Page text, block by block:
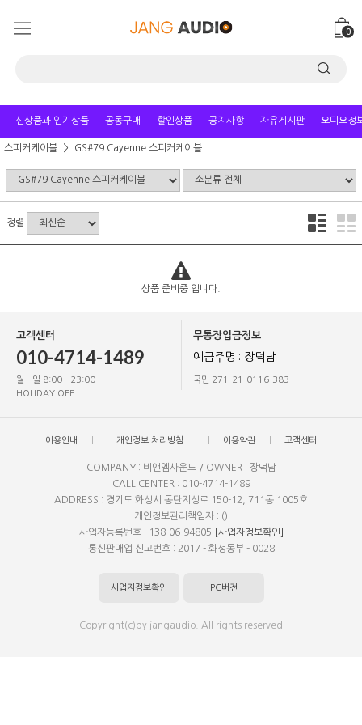
0
신상품과 인기상품 공동구매 할인상품 공지사항 자유게시판 오디오정
스피커케이블 GS#79 Cayenne 스피커케이블
정렬
상품 준비중 입니다.
고객센터
010-4714-1489
월 - 일 8:00 - 23:00
HOLIDAY OFF
무통장입금정보
예금주명 : 장덕남
국민 271-21-0116-383
이용안내 개인정보 처리방침 이용약관 고객센터
COMPANY : 비앤엠사운드 / OWNER : 장덕남
CALL CENTER : 010-4714-1489
ADDRESS : 경기도 화성시 동탄지성로 150-12, 711동 1005호
개인정보관리책임자 : ()
사업자등록번호 : 138-06-94805
[사업자정보확인]
통신판매업 신고번호 : 2017 - 화성동부 - 0028
사업자정보확인 PC버전
Copyright(c)by jangaudio. All rights reserved